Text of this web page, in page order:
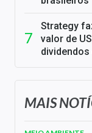
Strategy
valor de
MAIS